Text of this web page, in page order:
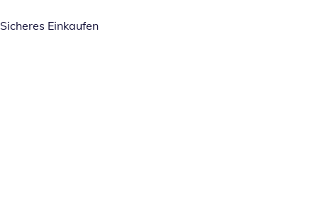
Sicheres Einkaufen